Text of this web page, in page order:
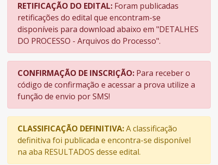
RETIFICAÇÃO DO EDITAL: Foram publicadas
retificações do edital que encontram-se
disponíveis para download abaixo em "DETALHES
DO PROCESSO - Arquivos do Processo".
CONFIRMAÇÃO DE INSCRIÇÃO: Para receber o
código de confirmação e acessar a prova utilize a
função de envio por SMS!
CLASSIFICAÇÃO DEFINITIVA:A classificação
definitiva foi publicada e encontra-se disponível
na aba RESULTADOS desse edital.